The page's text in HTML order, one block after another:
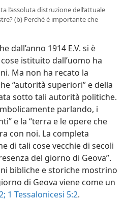
l’assoluta distruzione dell’attuale
(b) Perché è importante che
dall’anno 1914 E.V. si è
istituito dall’uomo ha
Ma non ha recato la
“autorità superiori” e della
sotto tali autorità politiche.
parlando, i
e la “terra e le opere che
con noi. La completa
di tali cose vecchie di secoli
del giorno di Geova”.
bibliche e storiche mostrino
di Geova viene come un
1 Tessalonicesi 5:2.